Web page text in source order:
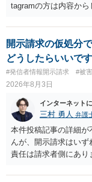
tagramの方は内容か
いでしょう。７月中
ても失敗する可能性が
合、相手に全ての弁
訴訟外の交渉で相手方
訴訟で判決となった場
められない場合があり
開示請求の仮処分
どうしたらいいで
#発信者情報開示請求 #被
2026年8月3日
インターネット
三村 勇人 弁護
本件投稿記事の詳細
んが、開示請求はい
責任は請求者側にあ
方が口頭で反論した